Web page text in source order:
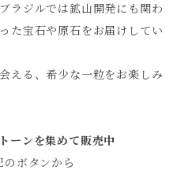
ラジルでは鉱山開発にも関わ
た宝石や原石をお届けしてい
える、希少な一粒をお楽しみ
ーンを集めて販売中
のボタンから